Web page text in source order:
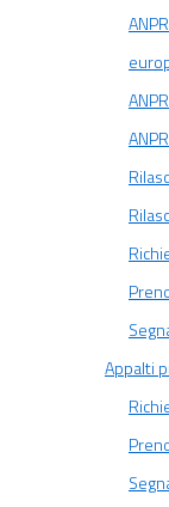
Appalti